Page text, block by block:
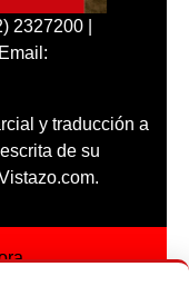
2327200 |
y traducción a
de su